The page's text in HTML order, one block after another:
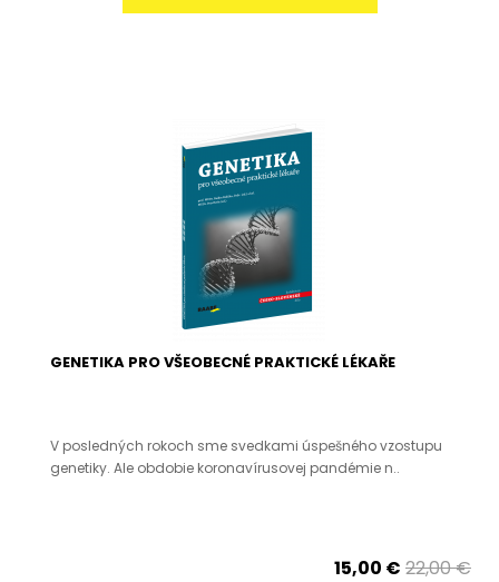
GENETIKA PRO VŠEOBECNÉ PRAKTICKÉ LÉKAŘE
V posledných rokoch sme svedkami úspešného vzostupu
genetiky. Ale obdobie koronavírusovej pandémie n..
15,00 € 22,00 €